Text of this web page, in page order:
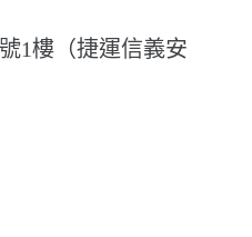
1樓（捷運信義安